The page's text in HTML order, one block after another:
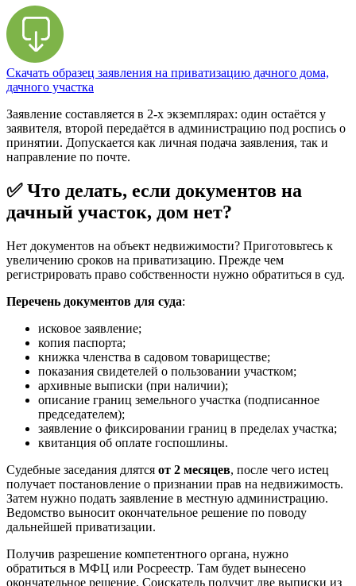
Скачать образец заявления на приватизацию дачного дома,
дачного участка
Заявление составляется в 2-х экземплярах: один остаётся у
заявителя, второй передаётся в администрацию под роспись о
принятии. Допускается как личная подача заявления, так и
направление по почте.
✅ Что делать, если документов на
дачный участок, дом нет?
Нет документов на объект недвижимости? Приготовьтесь к
увеличению сроков на приватизацию. Прежде чем
регистрировать право собственности нужно обратиться в суд.
Перечень документов для суда:
исковое заявление;
копия паспорта;
книжка членства в садовом товариществе;
показания свидетелей о пользовании участком;
архивные выписки (при наличии);
описание границ земельного участка (подписанное
председателем);
заявление о фиксировании границ в пределах участка;
квитанция об оплате госпошлины.
Судебные заседания длятся от 2 месяцев, после чего истец
получает постановление о признании прав на недвижимость.
Затем нужно подать заявление в местную администрацию.
Ведомство выносит окончательное решение по поводу
дальнейшей приватизации.
Получив разрешение компетентного органа, нужно
обратиться в МФЦ или Росреестр. Там будет вынесено
окончательное решение. Соискатель получит две выписки из